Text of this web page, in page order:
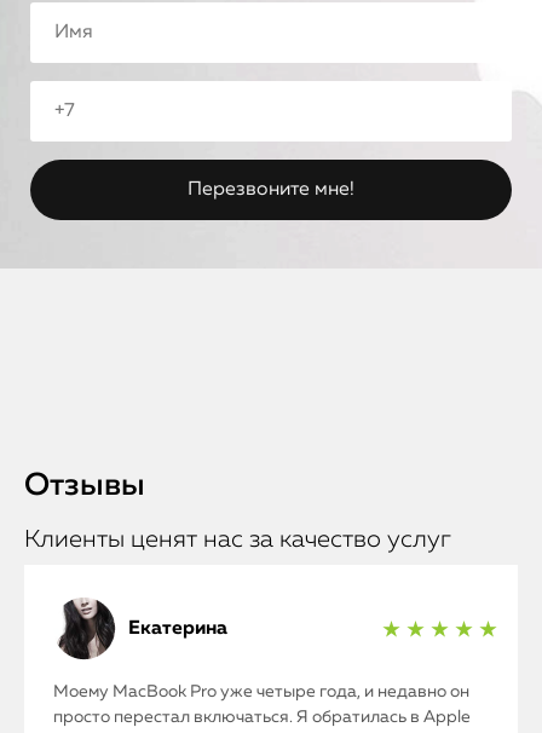
Отзывы
Клиенты ценят нас за качество услуг
Екатерина ★ ★ ★ ★ ★
Моему MacBook Pro уже четыре года, и недавно он
просто перестал включаться. Я обратилась в Apple